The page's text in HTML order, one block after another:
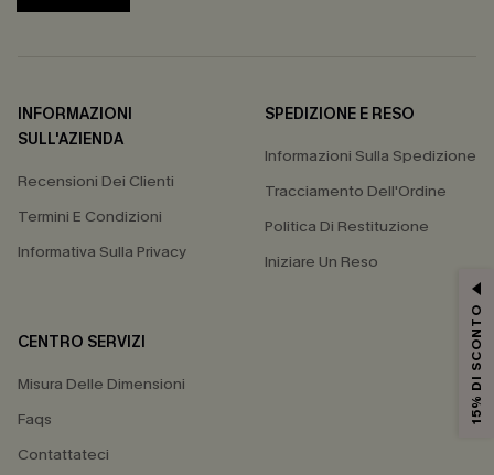
INFORMAZIONI
SULL'AZIENDA
Recensioni Dei Clienti
Termini E Condizioni
Informativa Sulla Privacy
SPEDIZIONE E RESO
Informazioni Sulla Spedizione
Tracciamento Dell'Ordine
Politica Di Restituzione
Iniziare Un Reso
CENTRO SERVIZI
Misura Delle Dimensioni
Faqs
Contattateci
15% DI SCONTO